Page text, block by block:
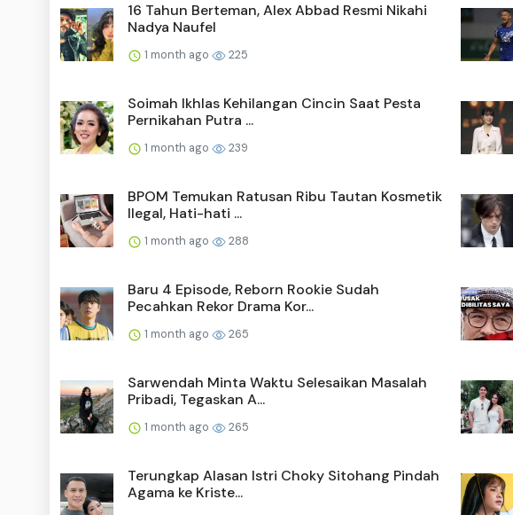
16 Tahun Berteman, Alex Abbad Resmi Nikahi
Nadya Naufel
1 month ago 225
Soimah Ikhlas Kehilangan Cincin Saat Pesta
Pernikahan Putra ...
1 month ago 239
BPOM Temukan Ratusan Ribu Tautan Kosmetik
Ilegal, Hati-hati ...
1 month ago 288
Baru 4 Episode, Reborn Rookie Sudah
Pecahkan Rekor Drama Kor...
1 month ago 265
Sarwendah Minta Waktu Selesaikan Masalah
Pribadi, Tegaskan A...
1 month ago 265
Terungkap Alasan Istri Choky Sitohang Pindah
Agama ke Kriste...